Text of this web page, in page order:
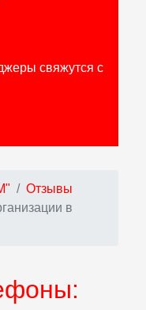
свяжутся с
Отзывы
в